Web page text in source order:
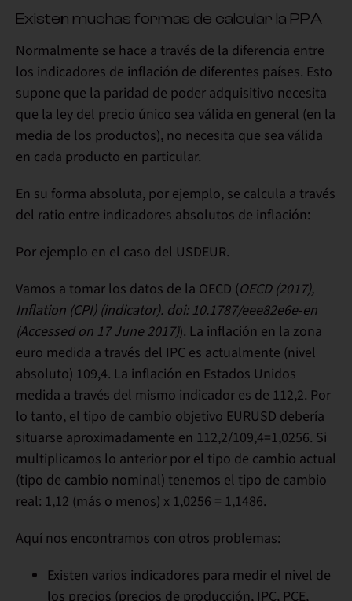
Existen muchas formas de calcular la PPA
Normalmente se hace a través de la diferencia entre
los indicadores de inflación de diferentes países. Esto
supone que la paridad de poder adquisitivo necesita
que la ley del precio único sea válida en general (en la
media de los productos), no necesita que sea válida
en cada producto en particular.
En su forma absoluta, por ejemplo, se calcula a través
del ratio entre indicadores absolutos de inflación:
Por ejemplo en el caso del USDEUR.
Vamos a tomar los datos de la OECD (OECD (2017),
Inflation (CPI) (indicator). doi: 10.1787/eee82e6e-en
(Accessed on 17 June 2017)). La inflación en la zona
euro medida a través del IPC es actualmente (nivel
absoluto) 109,4. La inflación en Estados Unidos
medida a través del mismo indicador es de 112,2. Por
lo tanto, el tipo de cambio objetivo EURUSD debería
situarse aproximadamente en 112,2/109,4=1,0256. Si
multiplicamos lo anterior por el tipo de cambio actual
(tipo de cambio nominal) tenemos el tipo de cambio
real: 1,12 (más o menos) x 1,0256 = 1,1486.
Aquí nos encontramos con otros problemas:
Existen varios indicadores para medir el nivel de
los precios (precios de producción, IPC, PCE,